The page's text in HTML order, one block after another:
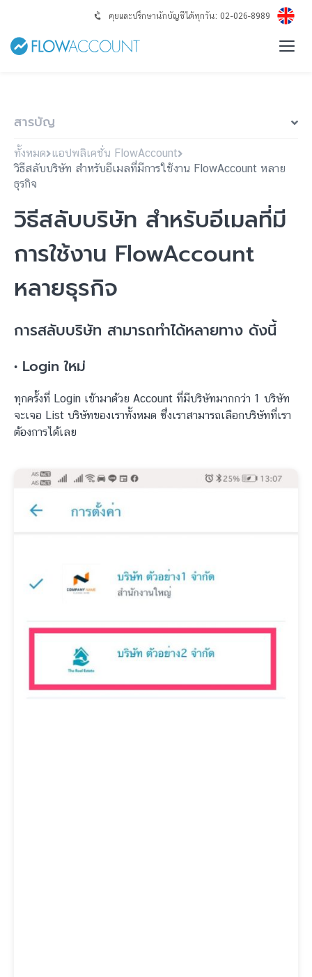
คุยและปรึกษานักบัญชีได้ทุกวัน: 02-026-8989
สารบัญ
ทั้งหมด แอปพลิเคชั่น FlowAccount
วิธีสลับบริษัท สำหรับอีเมลที่มีการใช้งาน FlowAccount หลาย
ธุรกิจ
วิธีสลับบริษัท สำหรับอีเมลที่มี
การใช้งาน FlowAccount
หลายธุรกิจ
การสลับบริษัท สามารถทำได้หลายทาง ดังนี้
• Login ใหม่
ทุกครั้งที่ Login เข้ามาด้วย Account ที่มีบริษัทมากกว่า 1 บริษัท
จะเจอ List บริษัทของเราทั้งหมด ซึ่งเราสามารถเลือกบริษัทที่เรา
ต้องการได้เลย